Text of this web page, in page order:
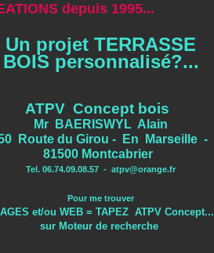
depuis 1995...
Un projet TERRASSE
BOIS personnalisé?...
ATPV Concept bois
Mr BAERISWYL Alain
Route du Girou - En Marseille -
81500 Montcabrier
Tel. 06.74.09.08.57 - atpv@orange.fr
Pour me trouver
et/ou WEB = TAPEZ ATPV Concept...
sur Moteur de recherche